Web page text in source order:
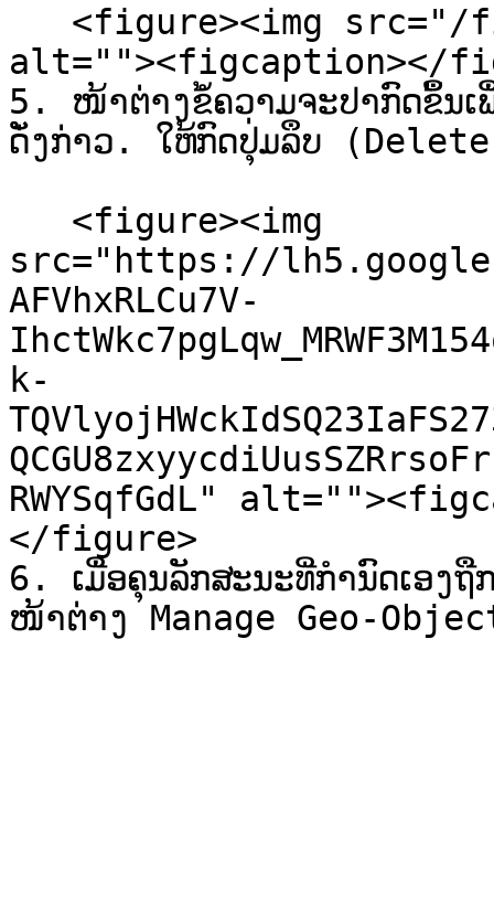
alt=""><figcaption></
5. ໜ້າຕ່າງຂໍ້ຄວາມຈະປາກົດຂຶ້ນເ
ດັ່ງກ່າວ. ໃຫ້ກົດປຸ່ມລຶບ
src="https://
AFVhxRLCu7V-
k-
RWYSqfGdL"
</figure>
6. ເມື່ອຄຸນລັກສະນະທີ່ກໍານົດເອ